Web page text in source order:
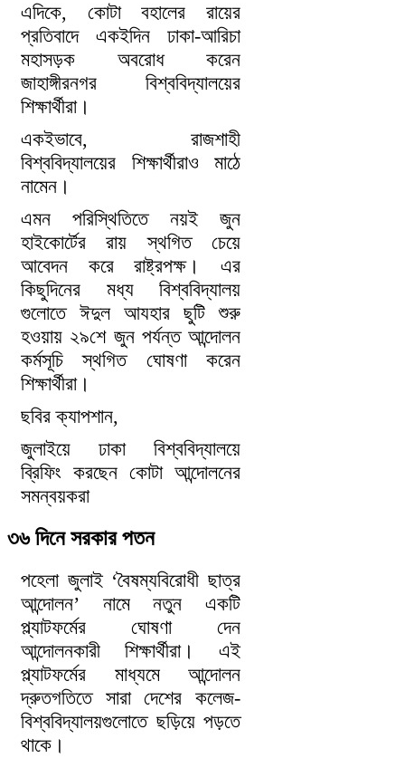
এদিকে, কোটা বহালের রায়ের
প্রতিবাদে একইদিন ঢাকা-আরিচা
মহাসড়ক অবরোধ করেন
জাহাঙ্গীরনগর বিশ্ববিদ্যালয়ের
শিক্ষার্থীরা।
একইভাবে, রাজশাহী
বিশ্ববিদ্যালয়ের শিক্ষার্থীরাও মাঠে
নামেন।
এমন পরিস্থিতিতে নয়ই জুন
হাইকোর্টের রায় স্থগিত চেয়ে
আবেদন করে রাষ্ট্রপক্ষ। এর
কিছুদিনের মধ্য বিশ্ববিদ্যালয়
গুলোতে ঈদুল আযহার ছুটি শুরু
হওয়ায় ২৯শে জুন পর্যন্ত আন্দোলন
কর্মসূচি স্থগিত ঘোষণা করেন
শিক্ষার্থীরা।
ছবির ক্যাপশান,
জুলাইয়ে ঢাকা বিশ্ববিদ্যালয়ে
ব্রিফিং করছেন কোটা আন্দোলনের
সমন্বয়করা
৩৬ দিনে সরকার পতন
পহেলা জুলাই ‘বৈষম্যবিরোধী ছাত্র
আন্দোলন’ নামে নতুন একটি
প্ল্যাটফর্মের ঘোষণা দেন
আন্দোলনকারী শিক্ষার্থীরা। এই
প্ল্যাটফর্মের মাধ্যমে আন্দোলন
দ্রুতগতিতে সারা দেশের কলেজ-
বিশ্ববিদ্যালয়গুলোতে ছড়িয়ে পড়তে
থাকে।